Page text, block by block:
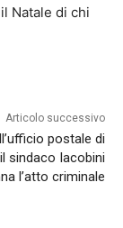
Natale di chi
Articolo successivo
postale di
sindaco Iacobini
l’atto criminale